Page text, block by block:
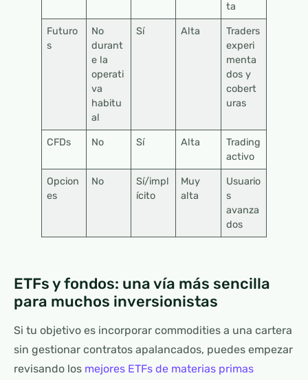
ta
Futuro
s
No
durant
e la
operati
va
habitu
al
Sí Alta
Traders
experi
menta
dos y
cobert
uras
CFDs No Sí Alta
Trading
activo
Opcion
es
No
Sí/impl
ícito
Muy
alta
Usuario
s
avanza
dos
ETFs y fondos: una vía más sencilla
para muchos inversionistas
Si tu objetivo es incorporar commodities a una cartera
sin gestionar contratos apalancados, puedes empezar
revisando los mejores ETFs de materias primas